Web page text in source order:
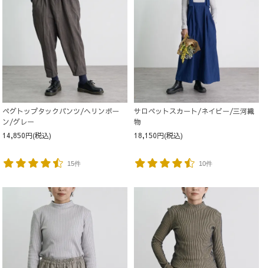
ペグトップタックパンツ/ヘリンボー
ン/グレー
14,850円(税込)
15件
サロペットスカート/ネイビー/三河織
物
18,150円(税込)
10件